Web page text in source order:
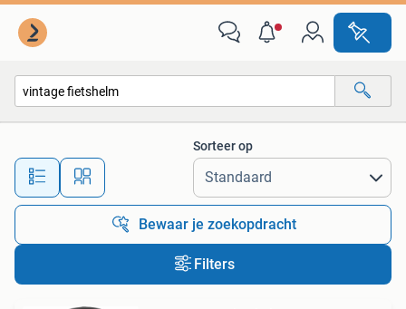
Alle afstanden…
Sorteer op
Bewaar je zoekopdracht
Filters